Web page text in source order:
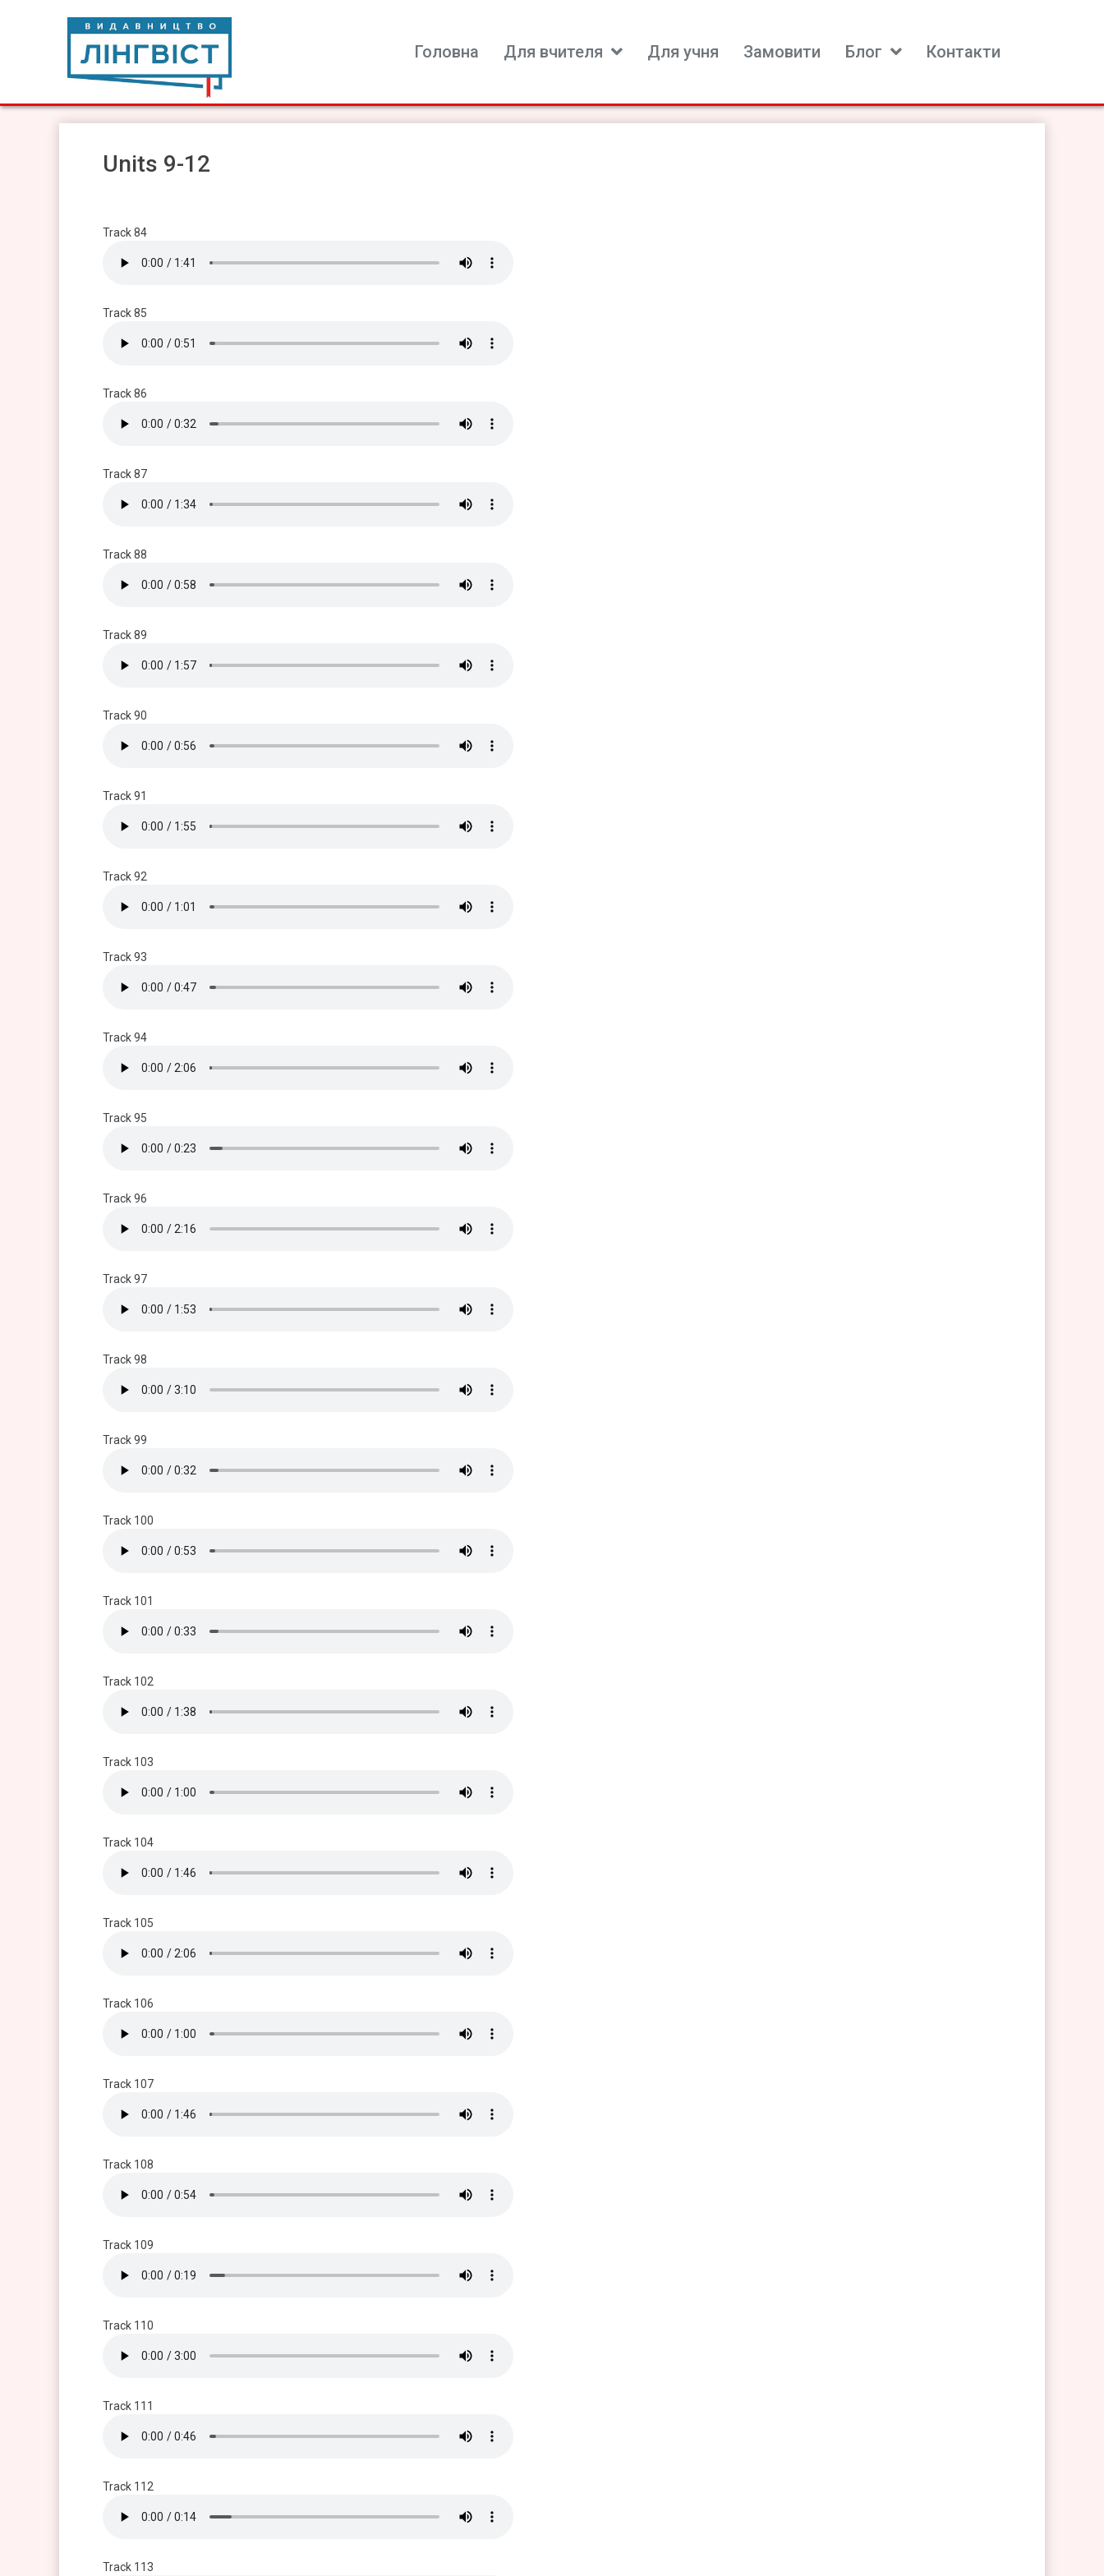
Видавництво Лінгвіст
Видавництво Лінгвіст – адаптація та створення видань для вивчення іноземних мов
Головна Для вчителя Для учня Замовити Блог Контакти
Units 9-12
Track 84
Track 85
Track 86
Track 87
Track 88
Track 89
Track 90
Track 91
Track 92
Track 93
Track 94
Track 95
Track 96
Track 97
Track 98
Track 99
Track 100
Track 101
Track 102
Track 103
Track 104
Track 105
Track 106
Track 107
Track 108
Track 109
Track 110
Track 111
Track 112
Track 113